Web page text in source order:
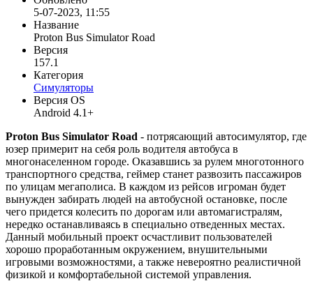
5-07-2023, 11:55
Название
Proton Bus Simulator Road
Версия
157.1
Категория
Симуляторы
Версия OS
Android 4.1+
Proton Bus Simulator Road - потрясающий автосимулятор, где
юзер примерит на себя роль водителя автобуса в
многонаселенном городе. Оказавшись за рулем многотонного
транспортного средства, геймер станет развозить пассажиров
по улицам мегаполиса. В каждом из рейсов игроман будет
вынужден забирать людей на автобусной остановке, после
чего придется колесить по дорогам или автомагистралям,
нередко останавливаясь в специально отведенных местах.
Данный мобильный проект осчастливит пользователей
хорошо проработанным окружением, внушительными
игровыми возможностями, а также невероятно реалистичной
физикой и комфортабельной системой управления.